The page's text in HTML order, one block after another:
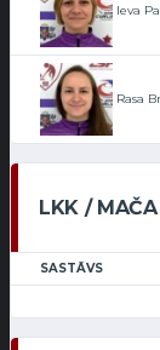
Ieva
Rasa
LKK / MAČA
SASTĀVS